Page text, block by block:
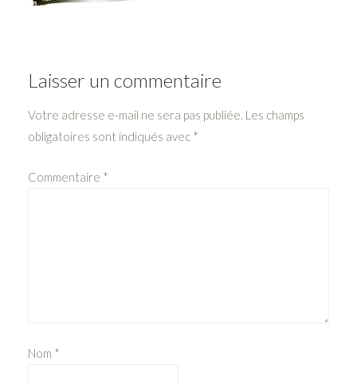
Laisser un commentaire
Votre adresse e-mail ne sera pas publiée. Les champs
obligatoires sont indiqués avec *
Commentaire *
Nom *